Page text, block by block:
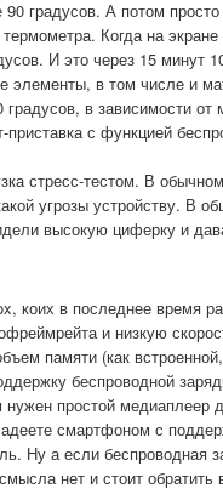
градусов. А потом
Когда на
И это через 15 минут
элементы, в том числе и
в зависимости
стресс-тестом. В
угрозы устройству. В
высокую циферку и
коих в последнее время
и низкую
памяти (как
беспроводной
простой медиаплеер
смартфоном с
Ну а если беспроводная
нет и стоит обратить